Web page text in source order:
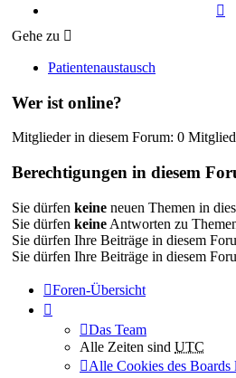
Gehe zu
Patientenaustausch
Wer ist online?
Mitglieder in diesem Forum: 0
Berechtigungen in diesem
Sie dürfen keine neuen Themen in
Sie dürfen keine Antworten zu
Sie dürfen Ihre Beiträge in diesem
Sie dürfen Ihre Beiträge in diesem
Foren-Übersicht
Das Team
Alle Zeiten sind UTC
Alle Cookies des Boards